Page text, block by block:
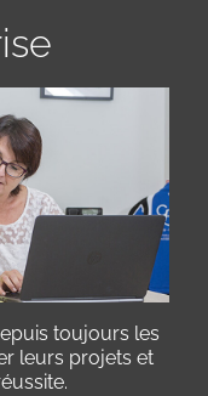
toujours les
leurs projets et